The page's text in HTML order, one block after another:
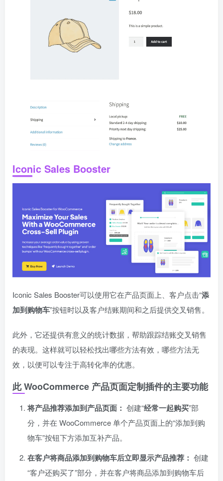
Iconic Sales Booster
Iconic Sales Booster可以使用它在产品页面上、客户点击“添
加到购物车”按钮时以及客户结账期间和之后提供交叉销售。
此外，它还提供有意义的统计数据，帮助跟踪结账交叉销售
的表现。这样就可以轻松找出哪些方法有效，哪些方法无
效，以便可以专注于高转化率的优惠。
此 WooCommerce 产品页面定制插件的主要功能
将产品推荐添加到产品页面： 创建“经常一起购买”部
分，并在 WooCommerce 单个产品页面上的“添加到购
物车”按钮下方添加互补产品。
在客户将商品添加到购物车后立即显示产品推荐： 创建
“客户还购买了”部分，并在客户将商品添加到购物车后